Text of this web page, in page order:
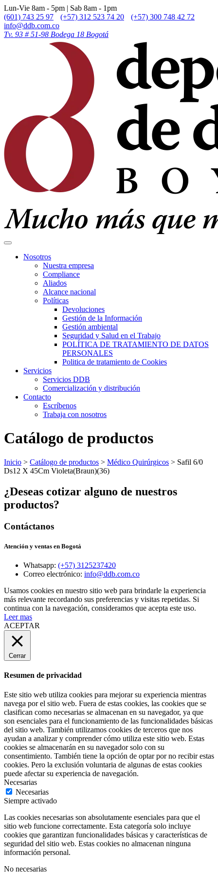
Lun-Vie 8am - 5pm | Sab 8am - 1pm
(601) 743 25 97
(+57) 312 523 74 20
(+57) 300 748 42 72
info@ddb.com.co
Tv. 93 # 51-98 Bodega 18 Bogotá
Nosotros
Nuestra empresa
Compliance
Aliados
Alcance nacional
Políticas
Devoluciones
Gestión de la Información
Gestión ambiental
Seguridad y Salud en el Trabajo
POLÍTICA DE TRATAMIENTO DE DATOS
PERSONALES
Politica de tratamiento de Cookies
Servicios
Servicios DDB
Comercialización y distribución
Contacto
Escríbenos
Trabaja con nosotros
Catálogo de productos
Inicio > Catálogo de productos > Médico Quirúrgicos > Safil 6/0
Ds12 X 45Cm Violeta(Braun)(36)
¿Deseas cotizar alguno de nuestros
productos?
Contáctanos
Atención y ventas en Bogotá
Whatsapp: (+57) 3125237420
Correo electrónico: info@ddb.com.co
Usamos cookies en nuestro sitio web para brindarle la experiencia
más relevante recordando sus preferencias y visitas repetidas. Si
continua con la navegación, consideramos que acepta este uso.
Leer mas
ACEPTAR
Cerrar
Resumen de privacidad
Este sitio web utiliza cookies para mejorar su experiencia mientras
navega por el sitio web. Fuera de estas cookies, las cookies que se
clasifican como necesarias se almacenan en su navegador, ya que
son esenciales para el funcionamiento de las funcionalidades básicas
del sitio web. También utilizamos cookies de terceros que nos
ayudan a analizar y comprender cómo utiliza este sitio web. Estas
cookies se almacenarán en su navegador solo con su
consentimiento. También tiene la opción de optar por no recibir estas
cookies. Pero la exclusión voluntaria de algunas de estas cookies
puede afectar su experiencia de navegación.
Necesarias
Necesarias
Siempre activado
Las cookies necesarias son absolutamente esenciales para que el
sitio web funcione correctamente. Esta categoría solo incluye
cookies que garantizan funcionalidades básicas y características de
seguridad del sitio web. Estas cookies no almacenan ninguna
información personal.
No necesarias